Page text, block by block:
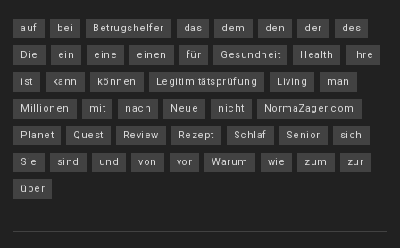
auf bei Betrugshelfer das dem den der des
Die ein eine einen für Gesundheit Health Ihre
ist kann können Legitimitätsprüfung Living man
Millionen mit nach Neue nicht NormaZager.com
Planet Quest Review Rezept Schlaf Senior sich
Sie sind und von vor Warum wie zum zur
über